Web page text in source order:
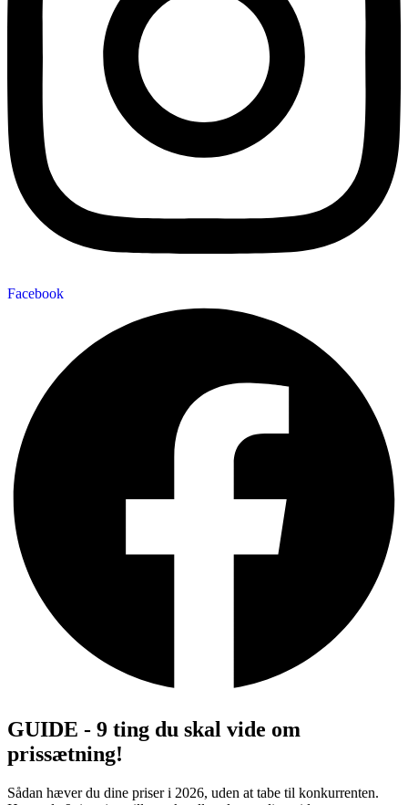
Facebook
GUIDE - 9 ting du skal vide om
prissætning!
Sådan hæver du dine priser i 2026, uden at tabe til konkurrenten.